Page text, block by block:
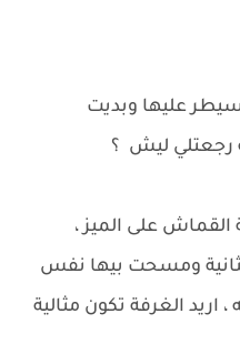
عليها وبديت
ليش ؟
على الميز ،
ومسحت بيها نفس
اريد الغرفة تكون مثالية